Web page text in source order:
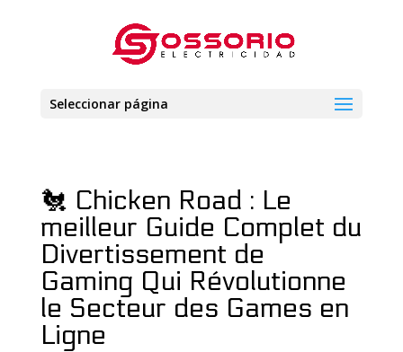
Seleccionar página
🐔 Chicken Road : Le
meilleur Guide Complet du
Divertissement de
Gaming Qui Révolutionne
le Secteur des Games en
Ligne